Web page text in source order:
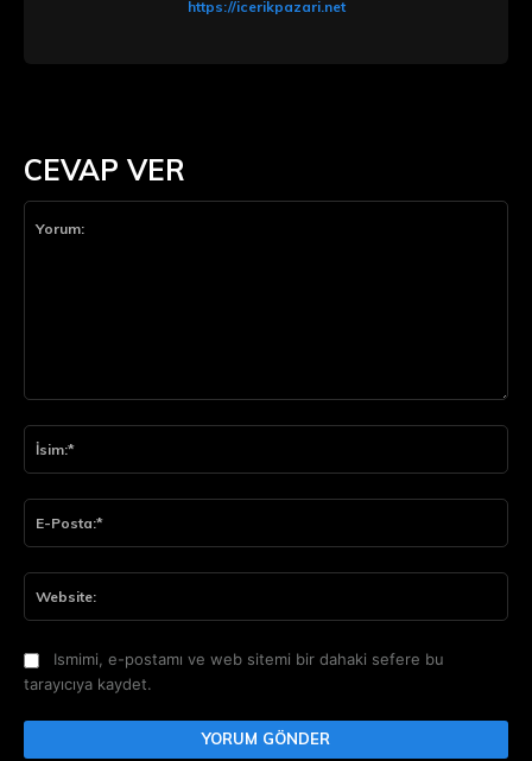
CEVAP VER
Ismimi, e-postamı ve web sitemi bir dahaki sefere bu
tarayıcıya kaydet.
https://icerikpazari.net